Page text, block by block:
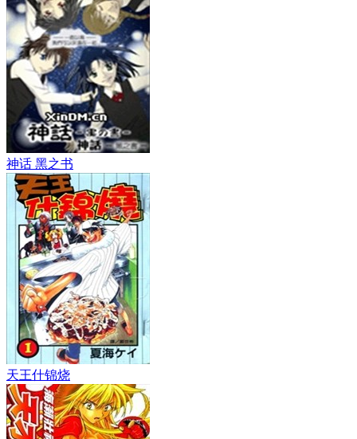
神话 黑之书
天王什锦烧